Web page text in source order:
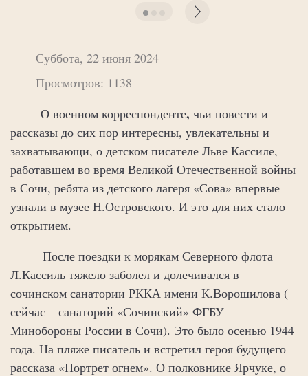
Суббота, 22 июня 2024
Просмотров: 1138
О военном корреспонденте, чьи повести и
рассказы до сих пор интересны, увлекательны и
захватывающи, о детском писателе Льве Кассиле,
работавшем во время Великой Отечественной войны
в Сочи, ребята из детского лагеря «Сова» впервые
узнали в музее Н.Островского. И это для них стало
открытием.
После поездки к морякам Северного флота
Л.Кассиль тяжело заболел и долечивался в
сочинском санатории РККА имени К.Ворошилова (
сейчас – санаторий «Сочинский» ФГБУ
Минобороны России в Сочи). Это было осенью 1944
года. На пляже писатель и встретил героя будущего
рассказа «Портрет огнем». О полковнике Ярчуке, о